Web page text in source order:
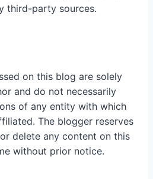
third-party sources.
on this blog are solely
and do not necessarily
of any entity with which
The blogger reserves
delete any content on this
without prior notice.